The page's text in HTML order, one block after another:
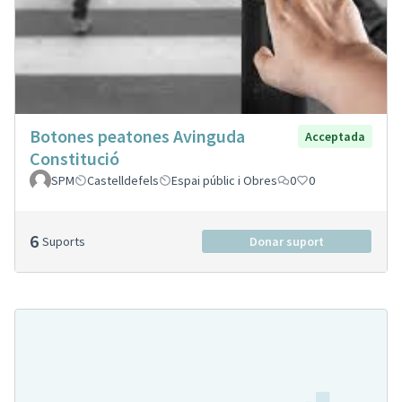
Botones peatones Avinguda
Constitució
Acceptada
SPM Castelldefels Espai públic i Obres 0 0
6 Suports Donar suport